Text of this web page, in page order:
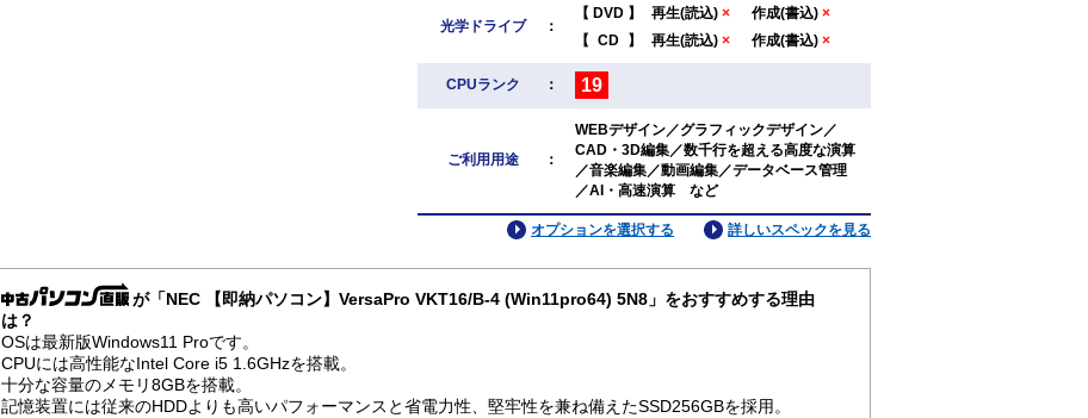
光学ドライブ ：
【 DVD 】 再生(読込) × 作成(書込) ×
【 CD 】 再生(読込) × 作成(書込) ×
CPUランク ： 19
ご利用用途 ：
WEBデザイン／グラフィックデザイン／
CAD・3D編集／数千行を超える高度な演算
／音楽編集／動画編集／データベース管理
／AI・高速演算 など
詳しいスペックを見る
オプションを選択する
が「NEC 【即納パソコン】VersaPro VKT16/B-4 (Win11pro64) 5N8」をおすすめする理由
は？
OSは最新版Windows11 Proです。
CPUには高性能なIntel Core i5 1.6GHzを搭載。
十分な容量のメモリ8GBを搭載。
記憶装置には従来のHDDよりも高いパフォーマンスと省電力性、堅牢性を兼ね備えたSSD256GBを採用。